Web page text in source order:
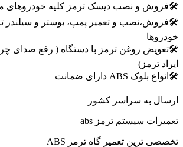
🛠فروش و نصب دیسک ترمز کلیه خودروهای
🛠فروش،نصب و تعمیر پمپ، بوستر و سیلندر
خودروها
🛠تعویض روغن ترمز با دستگاه ( رفع صدای
ایراد ترمز)
🛠انواع بلوک ABS دارای ضمانت
ارسال به سراسر کشور
تعمیرات سیستم ترمز abs
تخصصی ترین تعمیر گاه ترمز ABS